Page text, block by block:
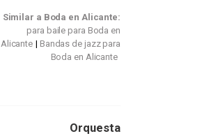
Similar a Boda en Alicante:
para baile para Boda en
Alicante
Bandas de jazz para
Boda en Alicante
Orquesta